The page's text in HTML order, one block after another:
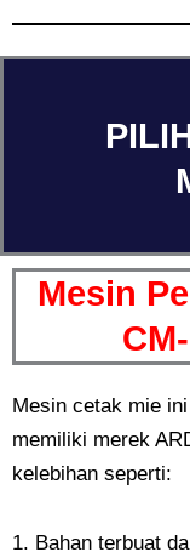
Mesin
Mesin cetak mie
memiliki merek
kelebihan seperti:
1. Bahan terbuat